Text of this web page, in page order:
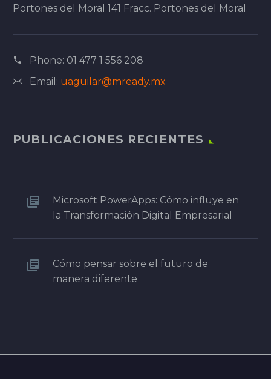
Portones del Moral 141 Fracc. Portones del Moral
Phone: 01 477 1 556 208
Email: uaguilar@mready.mx
PUBLICACIONES RECIENTES
Microsoft PowerApps: Cómo influye en
la Transformación Digital Empresarial
Cómo pensar sobre el futuro de
manera diferente